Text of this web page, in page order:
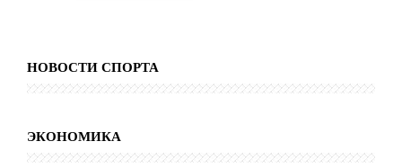
НОВОСТИ СПОРТА
ЭКОНОМИКА